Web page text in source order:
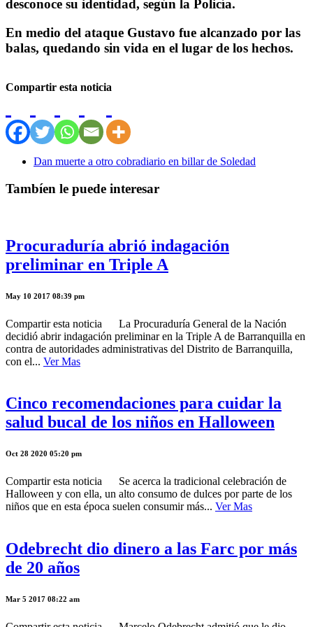
desconoce su identidad, según la Policía.
En medio del ataque Gustavo fue alcanzado por las
balas, quedando sin vida en el lugar de los hechos.
Compartir esta noticia
Dan muerte a otro cobradiario en billar de Soledad
Tambíen le puede interesar
Procuraduría abrió indagación
preliminar en Triple A
May 10 2017 08:39 pm
Compartir esta noticia La Procuraduría General de la Nación
decidió abrir indagación preliminar en la Triple A de Barranquilla en
contra de autoridades administrativas del Distrito de Barranquilla,
con el... Ver Mas
Cinco recomendaciones para cuidar la
salud bucal de los niños en Halloween
Oct 28 2020 05:20 pm
Compartir esta noticia Se acerca la tradicional celebración de
Halloween y con ella, un alto consumo de dulces por parte de los
niños que en esta época suelen consumir más... Ver Mas
Odebrecht dio dinero a las Farc por más
de 20 años
Mar 5 2017 08:22 am